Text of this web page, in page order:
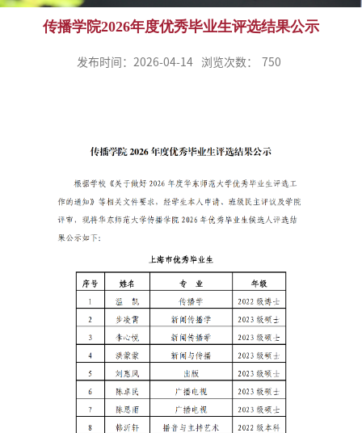
传播学院2026年度优秀毕业生评选结果公示
发布时间：2026-04-14 浏览次数： 750